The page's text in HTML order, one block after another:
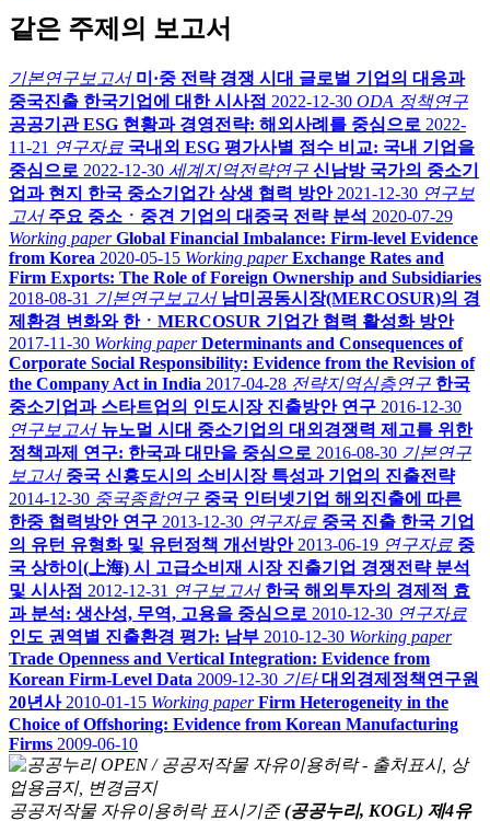
같은 주제의 보고서
기본연구보고서 미·중 전략 경쟁 시대 글로벌 기업의 대응과
중국진출 한국기업에 대한 시사점 2022-12-30 ODA 정책연구
공공기관 ESG 현황과 경영전략: 해외사례를 중심으로 2022-
11-21 연구자료 국내외 ESG 평가사별 점수 비교: 국내 기업을
중심으로 2022-12-30 세계지역전략연구 신남방 국가의 중소기
업과 현지 한국 중소기업간 상생 협력 방안 2021-12-30 연구보
고서 주요 중소ㆍ중견 기업의 대중국 전략 분석 2020-07-29
Working paper Global Financial Imbalance: Firm-level Evidence
from Korea 2020-05-15 Working paper Exchange Rates and
Firm Exports: The Role of Foreign Ownership and Subsidiaries
2018-08-31 기본연구보고서 남미공동시장(MERCOSUR)의 경
제환경 변화와 한ㆍMERCOSUR 기업간 협력 활성화 방안
2017-11-30 Working paper Determinants and Consequences of
Corporate Social Responsibility: Evidence from the Revision of
the Company Act in India 2017-04-28 전략지역심층연구 한국
중소기업과 스타트업의 인도시장 진출방안 연구 2016-12-30
연구보고서 뉴노멀 시대 중소기업의 대외경쟁력 제고를 위한
정책과제 연구: 한국과 대만을 중심으로 2016-08-30 기본연구
보고서 중국 신흥도시의 소비시장 특성과 기업의 진출전략
2014-12-30 중국종합연구 중국 인터넷기업 해외진출에 따른
한중 협력방안 연구 2013-12-30 연구자료 중국 진출 한국 기업
의 유턴 유형화 및 유턴정책 개선방안 2013-06-19 연구자료 중
국 상하이(上海) 시 고급소비재 시장 진출기업 경쟁전략 분석
및 시사점 2012-12-31 연구보고서 한국 해외투자의 경제적 효
과 분석: 생산성, 무역, 고용을 중심으로 2010-12-30 연구자료
인도 권역별 진출환경 평가: 남부 2010-12-30 Working paper
Trade Openness and Vertical Integration: Evidence from
Korean Firm-Level Data 2009-12-30 기타 대외경제정책연구원
20년사 2010-01-15 Working paper Firm Heterogeneity in the
Choice of Offshoring: Evidence from Korean Manufacturing
Firms 2009-06-10
공공저작물 자유이용허락 표시기준 (공공누리, KOGL) 제4유